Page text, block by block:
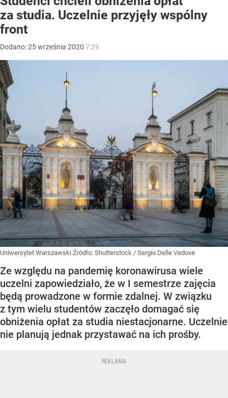
za studia. Uczelnie przyjęły wspólny
front
Dodano:25września 2020 7:29
Uniwersytet Warszawski Źródło: Shutterstock / Sergio Delle Vedove
Ze względu na pandemię koronawirusa wiele
uczelni zapowiedziało, że w I semestrze zajęcia
będą prowadzone w formie zdalnej. W związku
z tym wielu studentów zaczęło domagać się
obniżenia opłat za studia niestacjonarne. Uczelnie
nie planują jednak przystawać na ich prośby.